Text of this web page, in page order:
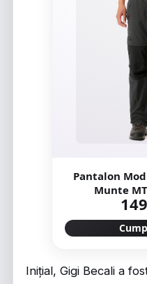
Pantalon
Munte
Inițial, Gigi Becali a